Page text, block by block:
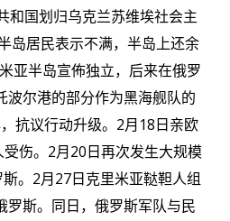
和国划归乌克兰苏维埃社会主
岛居民表示不满，半岛上还余
亚半岛宣佈独立，后来在俄罗
尔港的部分作为黑海舰队的
抗议行动升级。 2月18日亲欧
伤。 2月20日再次发生大规模
。 2月27日克里米亚鞑靼人组
斯。同日，俄罗斯军队与民